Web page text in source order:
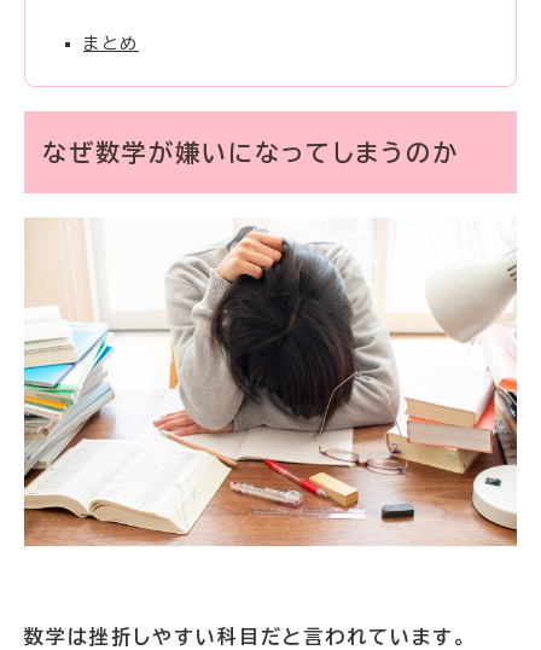
まとめ
なぜ数学が嫌いになってしまうのか
数学は挫折しやすい科目だと言われています。